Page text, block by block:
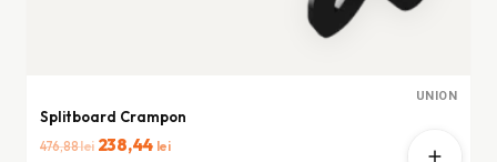
UNION
Splitboard Crampon
476,88lei Prețul
238,44 leiPrețul